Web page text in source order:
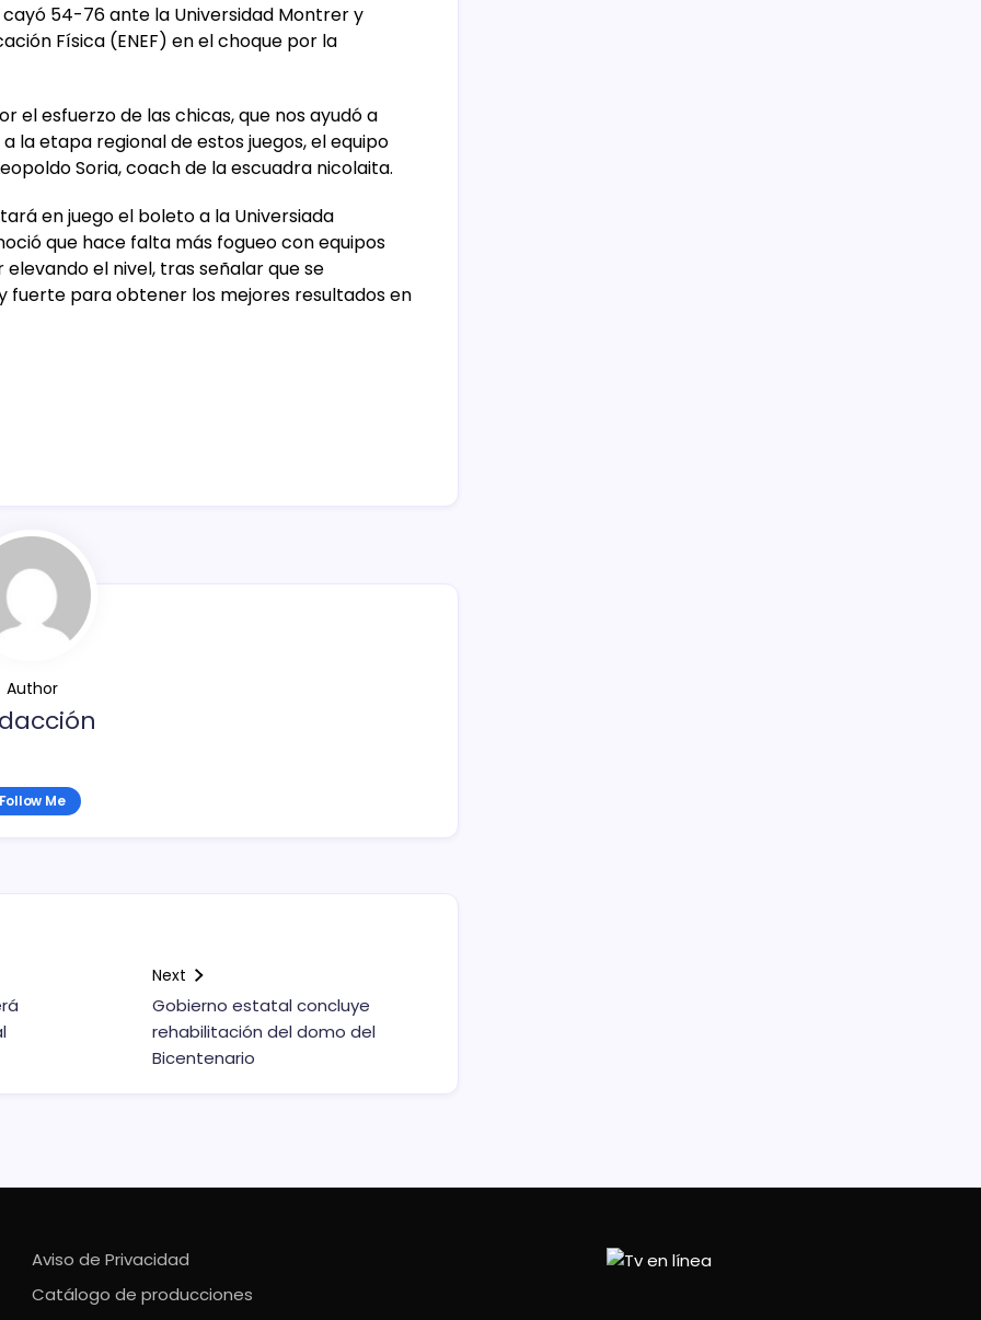
54-76 ante la Universidad Montrer y
Física (ENEF) en el choque por la
el esfuerzo de las chicas, que nos ayudó a
la etapa regional de estos juegos, el equipo
Soria, coach de la escuadra nicolaita.
en juego el boleto a la Universiada
que hace falta más fogueo con equipos
el nivel, tras señalar que se
para obtener los mejores resultados en
Author
Follow Me
Next
Gobierno estatal concluye
rehabilitación del domo del
Bicentenario
Aviso de Privacidad
Catálogo de producciones